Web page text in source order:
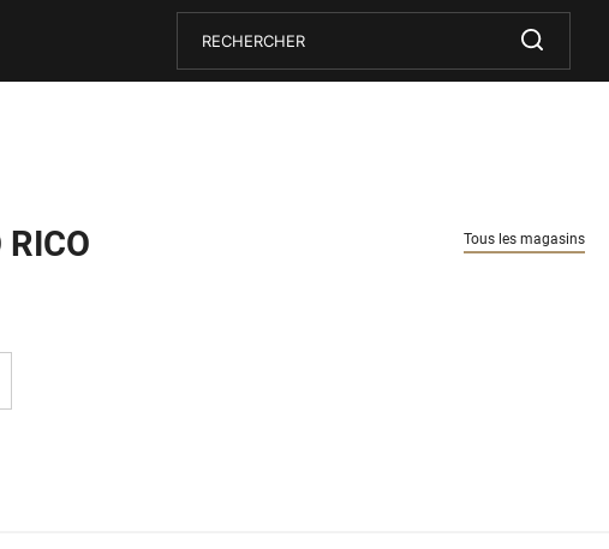
Tous les magasins